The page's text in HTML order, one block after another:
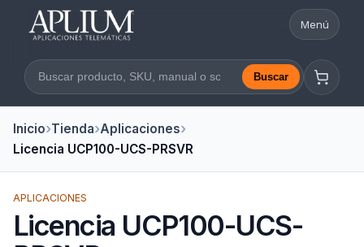
Abrir
Menú
Buscar en la web Buscar
Inicio Tienda Aplicaciones
Licencia UCP100-UCS-PRSVR
APLICACIONES
Licencia UCP100-UCS-